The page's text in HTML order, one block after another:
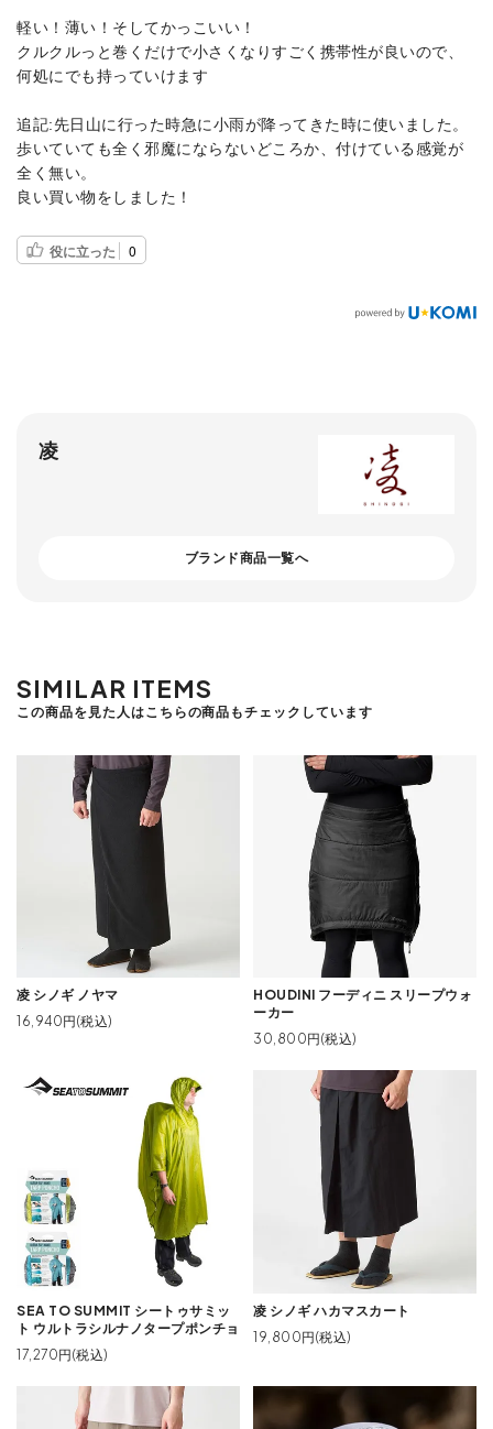
軽い！薄い！そしてかっこいい！
クルクルっと巻くだけで小さくなりすごく携帯性が良いので、
何処にでも持っていけます
追記:先日山に行った時急に小雨が降ってきた時に使いました。
歩いていても全く邪魔にならないどころか、付けている感覚が
全く無い。
良い買い物をしました！
役に立った 0
凌
ブランド商品一覧へ
SIMILAR ITEMS
この商品を見た人はこちらの商品もチェックしています
凌 シノギ ノヤマ
16,940円(税込)
HOUDINI フーディニ スリープウォ
ーカー
30,800円(税込)
SEA TO SUMMIT シートゥサミッ
ト ウルトラシルナノタープポンチョ
17,270円(税込)
凌 シノギ ハカマスカート
19,800円(税込)